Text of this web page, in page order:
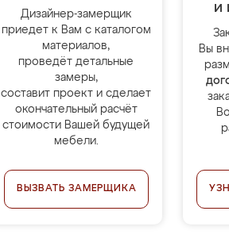
Дизайнер-замерщик
приедет к Вам с каталогом
материалов,
проведёт детальные
замеры,
составит проект и сделает
окончательный расчёт
стоимости Вашей будущей
мебели.
ВЫЗВАТЬ ЗАМЕРЩИКА
и
Вы